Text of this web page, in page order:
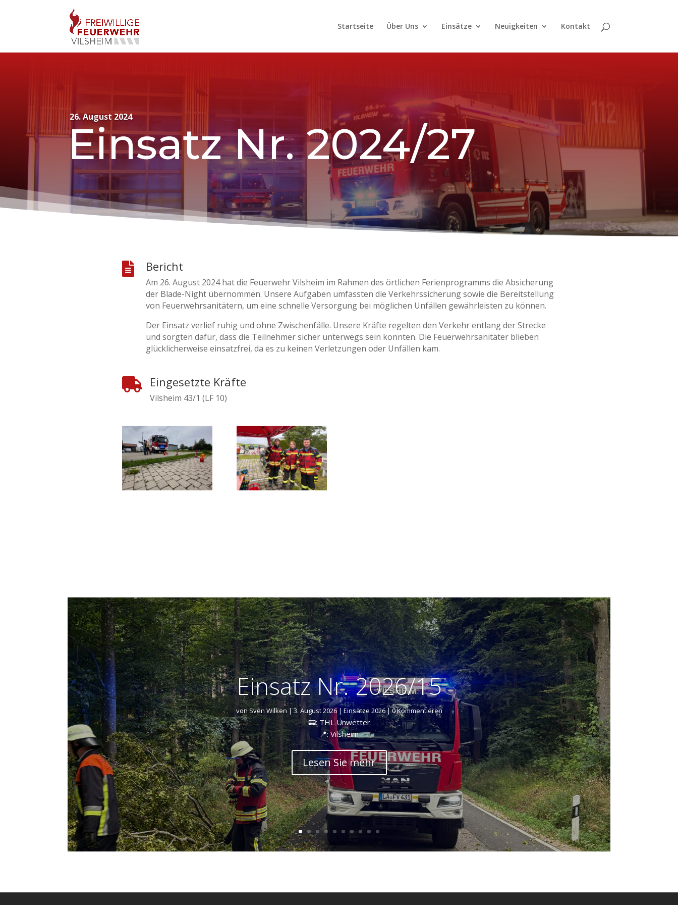
Startseite Über Uns Einsätze Neuigkeiten Kontakt
26. August 2024
Einsatz Nr. 2024/27
 Bericht
Am 26. August 2024 hat die Feuerwehr Vilsheim im Rahmen des örtlichen Ferienprogramms die Absicherung
der Blade-Night übernommen. Unsere Aufgaben umfassten die Verkehrssicherung sowie die Bereitstellung
von Feuerwehrsanitätern, um eine schnelle Versorgung bei möglichen Unfällen gewährleisten zu können.
Der Einsatz verlief ruhig und ohne Zwischenfälle. Unsere Kräfte regelten den Verkehr entlang der Strecke
und sorgten dafür, dass die Teilnehmer sicher unterwegs sein konnten. Die Feuerwehrsanitäter blieben
glücklicherweise einsatzfrei, da es zu keinen Verletzungen oder Unfällen kam.
 Eingesetzte Kräfte
Vilsheim 43/1 (LF 10)
Einsatz Nr. 2026/15
von Sven Wilken|3. August 2026|Einsätze 2026| 0 Kommentieren
📟: THL Unwetter
📍: Vilsheim
Lesen Sie mehr